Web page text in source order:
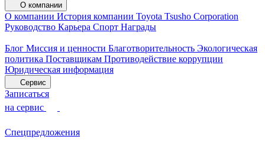
О компании
О компании История компании Toyota Tsusho Corporation
Руководство Карьера Спорт Награды
Блог Миссия и ценности Благотворительность Экологическая
политика Поставщикам Противодействие коррупции
Юридическая информация
Сервис
Записаться
на сервис
Спецпредложения